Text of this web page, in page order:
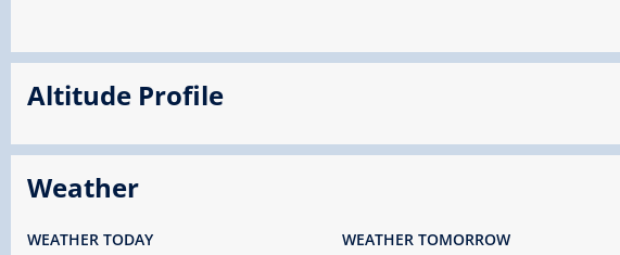
Altitude Profile
Weather
WEATHER TODAY WEATHER TOMORROW